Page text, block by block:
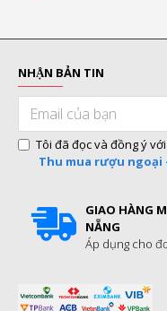
NHẬN BẢN TIN
Tôi đã đọc và đồng ý
Thu mua rượu ngoại
GIAO HÀNG
NẴNG
Áp dụng cho